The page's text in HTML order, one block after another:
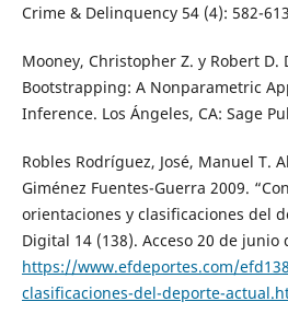
Crime & Delinquency 54 (4): 582-
Mooney, Christopher Z. y Robert D.
Bootstrapping: A Nonparametric
Inference. Los Ángeles, CA: Sage
Robles Rodríguez, José, Manuel T.
Giménez Fuentes-Guerra 2009.
orientaciones y clasificaciones del
Digital 14 (138). Acceso 20 de junio
https://www.efdeportes.com/
clasificaciones-del-deporte-